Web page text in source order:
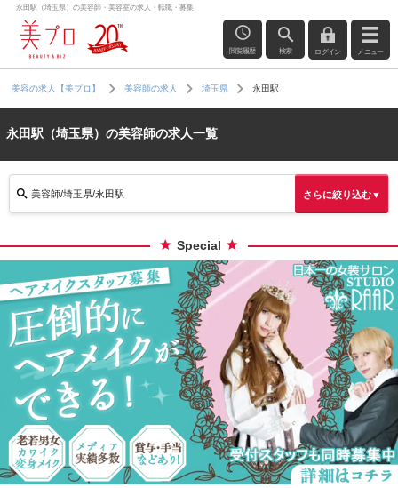
永田駅（埼玉県）の美容師・美容室の求人・転職・募集
閲覧履歴 検索 ログイン メニュー
美容の求人【美プロ】 美容師の求人 埼玉県 永田駅
永田駅（埼玉県）の美容師の求人一覧
美容師/埼玉県/永田駅 さらに絞り込む▼
Special